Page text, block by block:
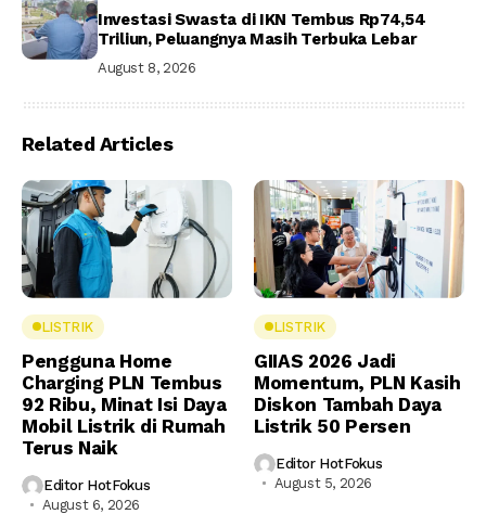
Investasi Swasta di IKN Tembus Rp74,54
Triliun, Peluangnya Masih Terbuka Lebar
August 8, 2026
Related Articles
LISTRIK
Pengguna Home
Charging PLN Tembus
92 Ribu, Minat Isi Daya
Mobil Listrik di Rumah
Terus Naik
Editor HotFokus
August 6, 2026
LISTRIK
GIIAS 2026 Jadi
Momentum, PLN Kasih
Diskon Tambah Daya
Listrik 50 Persen
Editor HotFokus
August 5, 2026